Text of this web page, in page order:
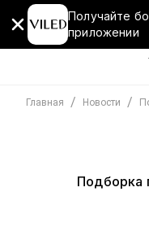
Получайте
приложении
Главная / Новости /
Подборка